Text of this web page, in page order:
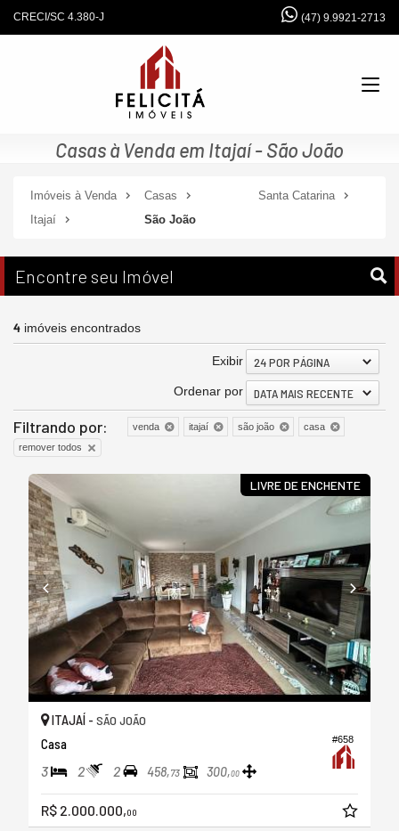
CRECI/SC 4.380-J (47) 9.9921-2713
Casas à Venda em Itajaí - São João
Imóveis à Venda Casas
Santa Catarina
Itajaí
São João
Encontre seu Imóvel
4 imóveis encontrados
Exibir 24 POR PÁGINA
Ordenar por DATA MAIS RECENTE
Filtrando por: venda itajaí são joão
casa
remover todos
LIVRE DE ENCHENTE
#658
ITAJAÍ - SÃO JOÃO
Casa
3 2 2 458,73 300,00
R$ 2.000.000,00